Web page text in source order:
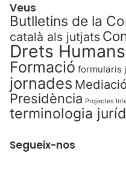
Veus
Butlletins de la
català als jutjats
Drets Humans
Formació formularis
jornades Mediació
Presidència Projectes
terminologia
Segueix-nos